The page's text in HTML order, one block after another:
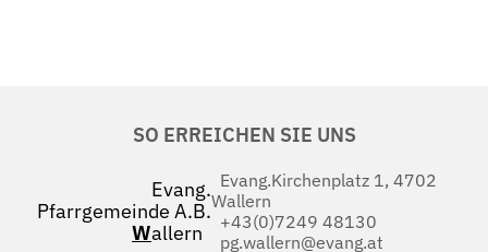
SO ERREICHEN SIE UNS
Evang.
Pfarrgemeinde A.B.
Wallern
Evang.Kirchenplatz 1, 4702
Wallern
+43(0)7249 48130
pg.wallern@evang.at